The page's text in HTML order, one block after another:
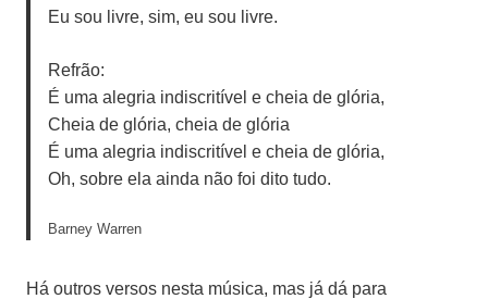
Eu sou livre, sim, eu sou livre.
Refrão:
É uma alegria indiscritível e cheia de glória,
Cheia de glória, cheia de glória
É uma alegria indiscritível e cheia de glória,
Oh, sobre ela ainda não foi dito tudo.
Barney Warren
Há outros versos nesta música, mas já dá para